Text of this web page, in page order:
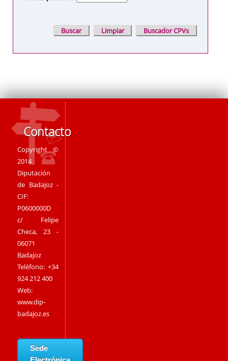
Contacto
Copyright ©
2014
Diputación
de Badajoz -
CIF:
P0600000D
c/ Felipe
Checa, 23 -
06071
Badajoz
Teléfono: +34
924 212 400
Web:
www.dip-
badajoz.es
Sede